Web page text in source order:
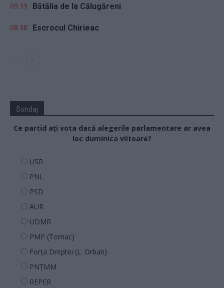
09.39 Bătălia de la Călugăreni
08.38 Escrocul Chirieac
Sondaj
Ce partid ați vota dacă alegerile parlamentare ar avea
loc duminica viitoare?
USR
PNL
PSD
AUR
UDMR
PMP (Tomac)
Forța Dreptei (L. Orban)
PNȚMM
REPER